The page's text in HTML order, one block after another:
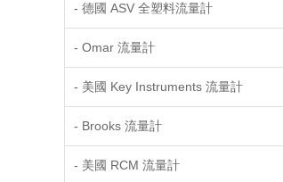
- 德國 ASV 全塑料流量計
- Omar 流量計
- 美國 Key Instruments 流量計
- Brooks 流量計
- 美國 RCM 流量計